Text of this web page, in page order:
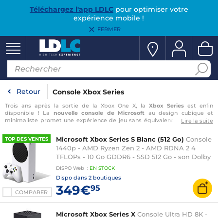
Téléchargez l'app LDLCpour optimiser votre
expérience mobile !
FERMER
Retour Console Xbox Series
Trois ans après la sortie de la Xbox One X, la Xbox Series est enfin
disponible ! La
nouvelle console de Microsoft au design cubique et
minimaliste promet une expérience de jeu sans équivalence grâce à des
toujours aux commandes du couple CPU/GPU de la console et remet le
couvert avec les architectures Zen 2 et RDNA2 qui visent lejeu en 4K à 60
fps . Plus rapide et plus puissante, c’est aussi au niveau du catalogue de
jeux Xbox Series que la console de Microsoft se démarque en offrant…
Lire la suite
TOP DES VENTES
COMPARER
Microsoft Xbox Series S Blanc (512 Go) Console
1440p - AMD Ryzen Zen 2 - AMD RDNA 2 4
TFLOPs - 10 Go GDDR6 - SSD 512 Go - son Dolby
Digital 5.1 - manette sans fil
DISPO Web : EN STOCK
Dispo dans 2 boutiques
349€95
Microsoft Xbox Series X Console Ultra HD 8K -